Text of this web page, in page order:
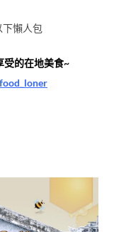
懶人包
受的在地美食~